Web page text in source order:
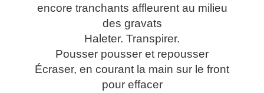
encore tranchants affleurent au milieu
des gravats
Haleter. Transpirer.
Pousser pousser et repousser
Écraser, en courant la main sur le front
pour effacer